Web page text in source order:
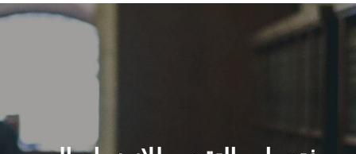
القطاعـات